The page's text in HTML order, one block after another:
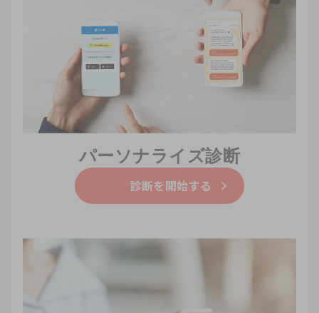
パーソナライズ診断
診断を開始する